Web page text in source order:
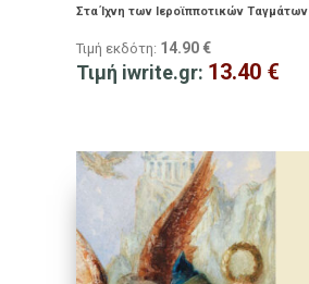
Στα Ίχνη των Iεροϊπποτικών Ταγμάτων
Τιμή εκδότη: 14.90 €
Τιμή iwrite.gr: 13.40 €